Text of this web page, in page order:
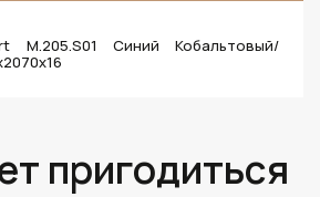
M.205.S01 Синий Кобальтовый/
пригодиться